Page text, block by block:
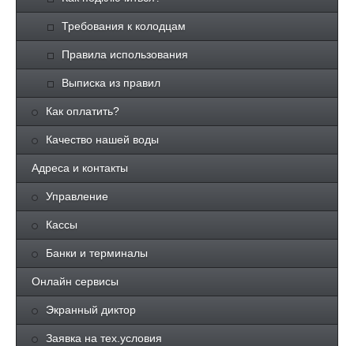
Требования к колодцам
Правила использования
Выписка из правил
Как оплатить?
Качество нашей воды
Адреса и контакты
Управление
Кассы
Банки и терминалы
Онлайн сервисы
Экранный диктор
Заявка на тех.условия